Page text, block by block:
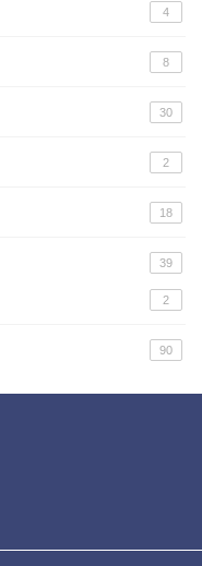
4
8
30
2
18
39
2
90